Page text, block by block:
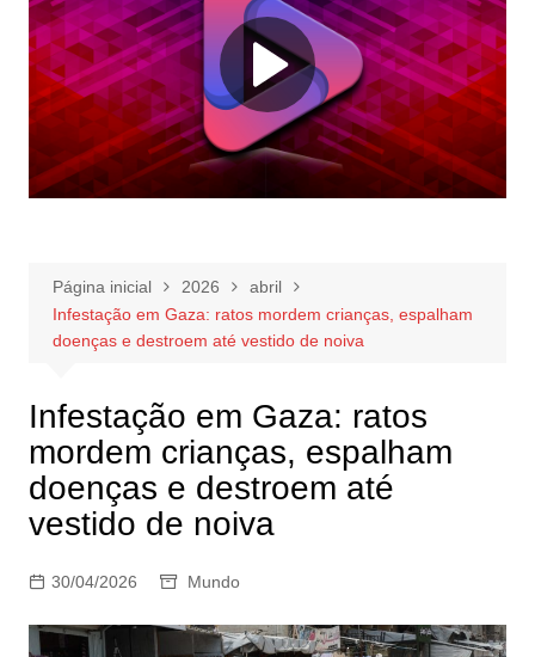
Página inicial 2026
abril
Infestação em Gaza: ratos mordem crianças, espalham
doenças e destroem até vestido de noiva
Infestação em Gaza: ratos
mordem crianças, espalham
doenças e destroem até
vestido de noiva
30/04/2026 Mundo